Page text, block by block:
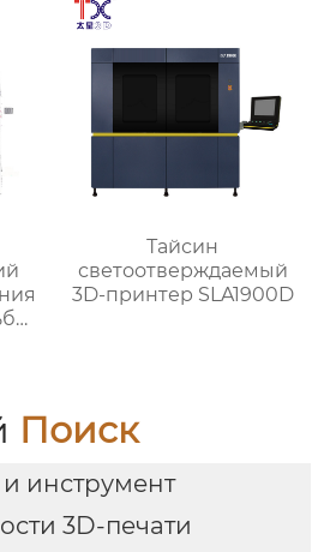
Тайсин
светоотверждаемый
3D-принтер SLA1900D
Поиск
инструмент
3D-печати